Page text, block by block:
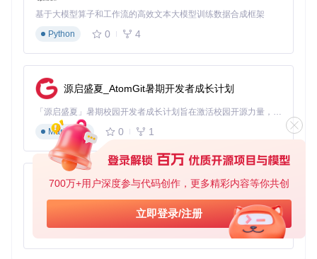
700万+用户深度参与代码创作，更多精彩内容等你共创
立即登录/注册
配置要点
语言选择：建议使用系统默认语言以确保菜单显示正常
主题设置：深色主题可减少游戏时的视觉干扰
自动更新：勾选以获取最新的兼容性修复和性能优化
为什么这么做
：自动更新能确保您获得针对新硬件和游戏的最
新支持，减少因版本过旧导致的画质问题。
BIOS文件配置
BIOS是模拟器运行的核心组件，正确配置直接影响兼容性和
画质表现：
配置要点：
BIOS来源：必须使用从个人合法拥有的PS2主机中提取的
基于大模型算子和工作流的高效文本大模型训练数据合成框架
Python
0 4
源启盛夏_AtomGit暑期开发者成长计划
「源启盛夏」暑期校园开发者成长计划旨在激活校园开源力量，通过积分激励、认证扶持、资源倾斜等形式，引导高校组织和开发者完成「入驻 — 建项目 — 做贡献 — 获认证 — 得资源」的完整闭环。无论你是想带领社团入驻平台的组织者，还是希望用代码贡献证明自己的开发者，都能在这里找到属于你的成长路径。
Markdown
0 1
py-xiaozhi
基于Python的Xiaozhi AI，适用于想要完整Xiaozhi体验而无需拥有专用硬件的用户。
Python
0 1